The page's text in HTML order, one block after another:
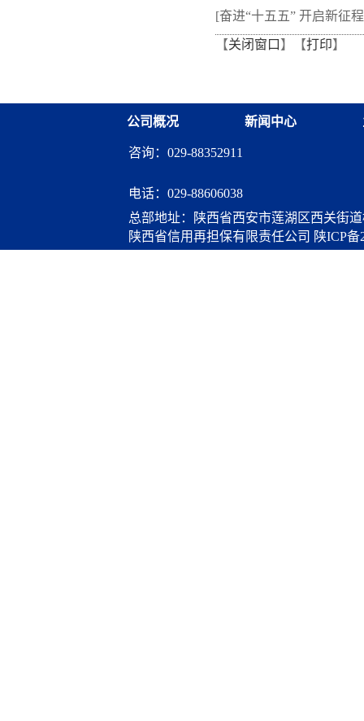
新"以审代训"， 让政策学
从"听"变"练"
[奋进“十五五” 开启新征
融资担保体系这样做](十
【关闭窗口 】【打印】
公司概况 新闻中心
咨询：029-88352911
电话： 029-88606038
陕西省信用再担保有限责任公司 陕ICP备
总部地址：陕西省西安市莲湖区西关街